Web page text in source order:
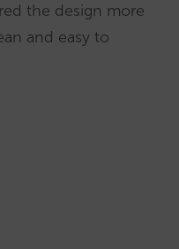
the design more
and easy to